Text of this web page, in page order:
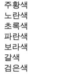
주황색
노란색
초록색
파란색
보라색
갈색
검은색